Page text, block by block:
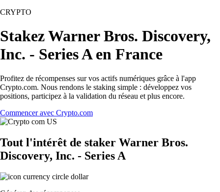
CRYPTO
Stakez Warner Bros. Discovery,
Inc. - Series A en France
Profitez de récompenses sur vos actifs numériques grâce à l'app
Crypto.com. Nous rendons le staking simple : développez vos
positions, participez à la validation du réseau et plus encore.
Commencer avec Crypto.com
Tout l'intérêt de staker Warner Bros.
Discovery, Inc. - Series A